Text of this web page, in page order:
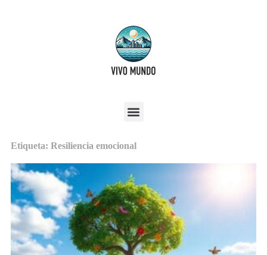
Etiqueta: Resiliencia emocional